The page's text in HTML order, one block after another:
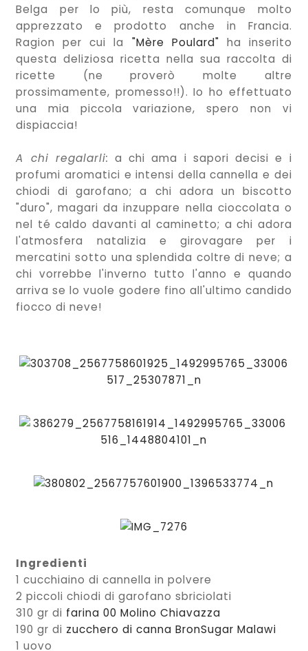
Belga per lo più, resta comunque molto
apprezzato e prodotto anche in Francia.
Ragion per cui la "Mère Poulard" ha inserito
questa deliziosa ricetta nella sua raccolta di
ricette (ne proverò molte altre
prossimamente, promesso!!). Io ho effettuato
una mia piccola variazione, spero non vi
dispiaccia!
A chi regalarli: a chi ama i sapori decisi e i
profumi aromatici e intensi della cannella e dei
chiodi di garofano; a chi adora un biscotto
"duro", magari da inzuppare nella cioccolata o
nel té caldo davanti al caminetto; a chi adora
l'atmosfera natalizia e girovagare per i
mercatini sotto una splendida coltre di neve; a
chi vorrebbe l'inverno tutto l'anno e quando
arriva se lo vuole godere fino all'ultimo candido
fiocco di neve!
Ingredienti
1 cucchiaino di cannella in polvere
2 piccoli chiodi di garofano sbriciolati
310 gr di farina 00 Molino Chiavazza
190 gr di zucchero di canna BronSugar Malawi
1 uovo